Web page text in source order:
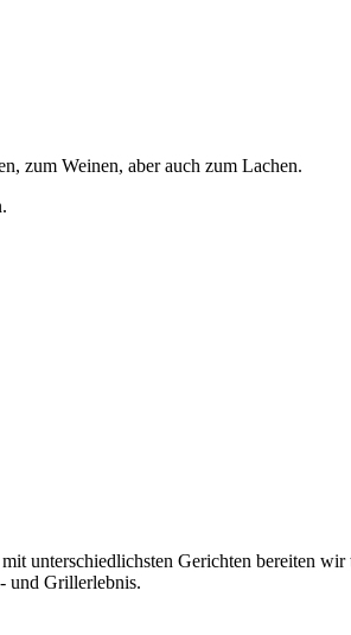
zum Weinen, aber auch zum Lachen.
unterschiedlichsten Gerichten bereiten
und Grillerlebnis.